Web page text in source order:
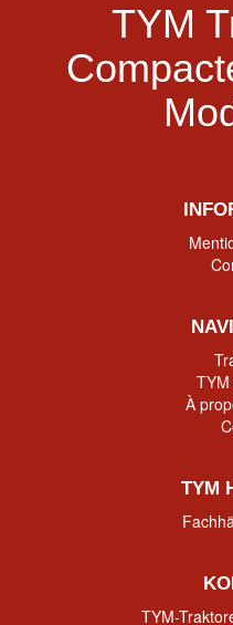
TYM
À
TYM
TYM-